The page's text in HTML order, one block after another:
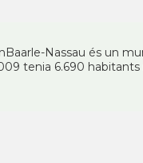
Nassau és un
tenia 6.690